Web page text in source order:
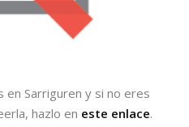
en Sarriguren y si no eres
hazlo en este enlace.